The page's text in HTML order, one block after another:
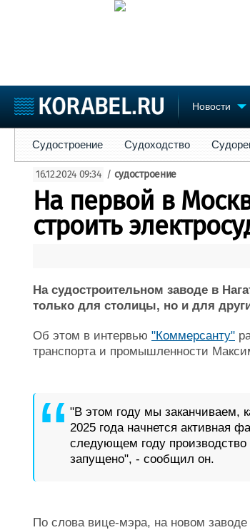
Новости
Судостроение
Пульс
Новости
Репутация
Журнал
Реклама
Торговая площадка
Доска объявлений
Продажа флота
Изделия
Судостроение Судоходство
16.12.2024 09:34 / судостроение
На первой в
строить
На судостроительном заводе в
только для столицы, но и для
Об этом в интервью "Коммерсанту"
транспорта и промышленности
"В этом году мы заканчиваем,
2025 года начнется активная
следующем году
запущено", - сообщил он.
По слова вице-мэра, на новом заводе